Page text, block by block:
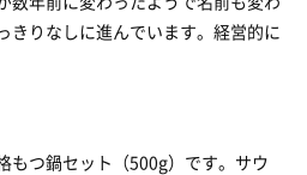
きりなしに進んでいます。経営的に
もつ鍋セット（500g）です。サウ